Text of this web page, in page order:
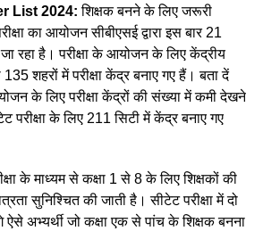
List 2024: शिक्षक बनने के लिए जरूरी
का आयोजन सीबीएसई द्वारा इस बार 21
रहा है। परीक्षा के आयोजन के लिए केंद्रीय
135 शहरों में परीक्षा केंद्र बनाए गए हैं। बता दें
के लिए परीक्षा केंद्रों की संख्या में कमी देखने
परीक्षा के लिए 211 सिटी में केंद्र बनाए गए
के माध्यम से कक्षा 1 से 8 के लिए शिक्षकों की
सुनिश्चित की जाती है। सीटेट परीक्षा में दो
अभ्यर्थी जो कक्षा एक से पांच के शिक्षक बनना